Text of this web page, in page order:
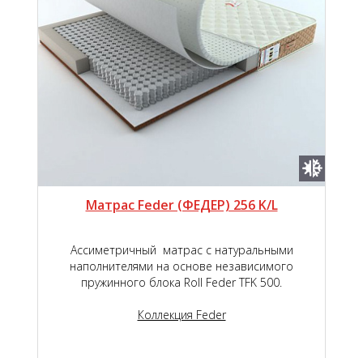
Матрас Feder (ФЕДЕР) 256 K/L
Ассиметричный матрас с натуральными
наполнителями на основе независимого
пружинного блока Roll Feder TFK 500.
Коллекция Feder